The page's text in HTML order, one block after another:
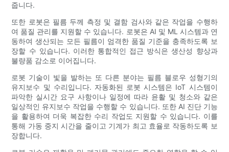
줍니다.
또한 로봇은 필름 두께 측정 및 결함 검사와 같은 작업을 수행하
여 품질 관리를 지원할 수 있습니다. 로봇은 AI 및 ML 시스템과 연
동하여 생산되는 모든 필름이 엄격한 품질 기준을 충족하도록 보
장할 수 있습니다. 이러한 통합적인 접근 방식은 생산성 향상과
불량품 감소로 이어집니다.
로봇 기술이 빛을 발하는 또 다른 분야는 필름 블로우 성형기의
유지보수 및 수리입니다. 자동화된 로봇 시스템은 IoT 시스템이
파악한 실시간 요구 사항이나 일정에 따라 윤활 및 청소와 같은
일상적인 유지보수 작업을 수행할 수 있습니다. 또한 AI 진단 기능
을 활용하여 더욱 복잡한 수리 작업도 지원할 수 있습니다. 이를
통해 가동 중지 시간을 줄이고 기계가 최고 효율로 작동하도록 보
장합니다.